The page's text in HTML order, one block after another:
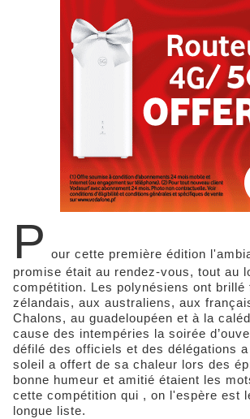
P our cette première édition
promise était au rendez-vous, tout au
compétition. Les polynésiens ont brillé
zélandais, aux australiens, aux
Chalons, au guadeloupéen et à la
cause des intempéries la soirée
défilé des officiels et des délégations
soleil a offert de sa chaleur lors des
bonne humeur et amitié étaient les
cette compétition qui , on l'espère est
longue liste.